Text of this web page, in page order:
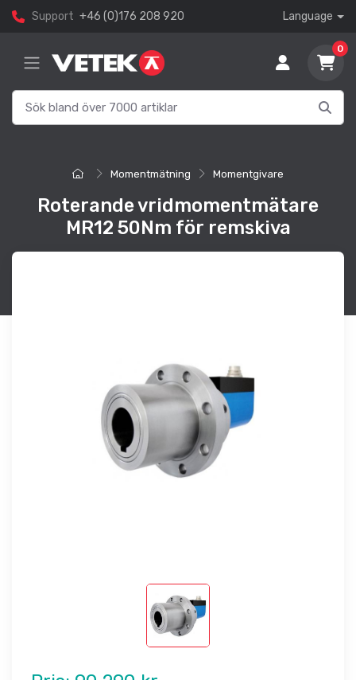
Support +46 (0)176 208 920 Language
0
Momentmätning Momentgivare
Roterande vridmomentmätare
MR12 50Nm för remskiva